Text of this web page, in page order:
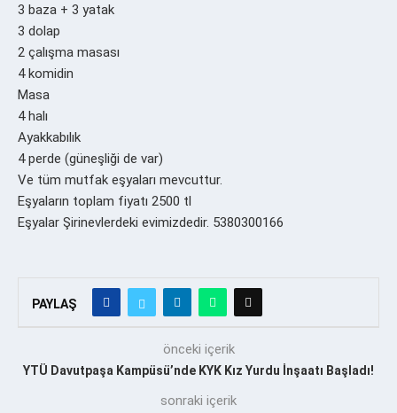
3 baza + 3 yatak
3 dolap
2 çalışma masası
4 komidin
Masa
4 halı
Ayakkabılık
4 perde (güneşliği de var)
Ve tüm mutfak eşyaları mevcuttur.
Eşyaların toplam fiyatı 2500 tl
Eşyalar Şirinevlerdeki evimizdedir. 5380300166
PAYLAŞ
önceki içerik
YTÜ Davutpaşa Kampüsü’nde KYK Kız Yurdu İnşaatı Başladı!
sonraki içerik